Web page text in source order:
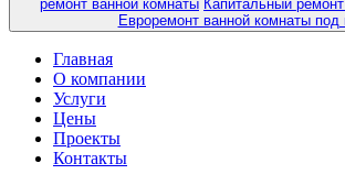
ремонт ванной комнаты Капитальный
Евроремонт ванной комнаты под
Главная
О компании
Услуги
Цены
Проекты
Контакты